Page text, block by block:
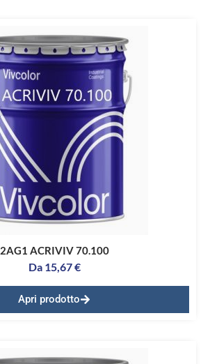
2AG1 ACRIVIV 70.100
Da 15,67€
Apri prodotto